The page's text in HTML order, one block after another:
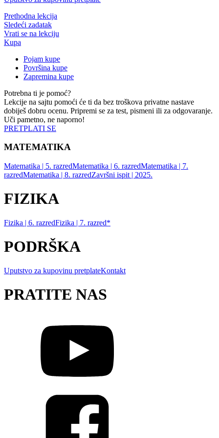
Prethodna lekcija
Sledeći zadatak
Vrati se na lekciju
Kupa
Pojam kupe
Površina kupe
Zapremina kupe
Potrebna ti je pomoć?
Lekcije na sajtu pomoći će ti da bez troškova privatne nastave
dobiješ dobru ocenu. Pripremi se za test, pismeni ili za odgovaranje.
Uči pametno, ne naporno!
PRETPLATI SE
MATEMATIKA
Matematika | 5. razredMatematika | 6. razredMatematika | 7.
razredMatematika | 8. razredZavršni ispit | 2025.
FIZIKA
Fizika | 6. razredFizika | 7. razred*
PODRŠKA
Uputstvo za kupovinu pretplateKontakt
PRATITE NAS